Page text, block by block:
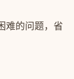
难的问题，省